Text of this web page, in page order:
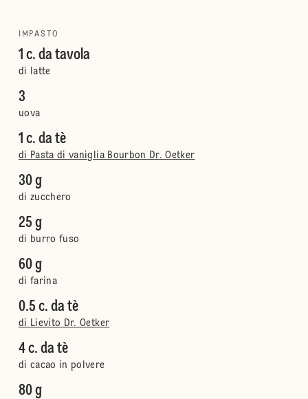
IMPASTO
1 c. da tavola
di latte
3
uova
1 c. da tè
di Pasta di vaniglia Bourbon Dr. Oetker
30 g
di zucchero
25 g
di burro fuso
60 g
di farina
0.5 c. da tè
di Lievito Dr. Oetker
4 c. da tè
di cacao in polvere
80 g